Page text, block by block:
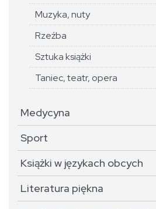
Muzyka, nuty
Rzeźba
Sztuka książki
Taniec, teatr, opera
Medycyna
Sport
Książki w językach obcych
Literatura piękna